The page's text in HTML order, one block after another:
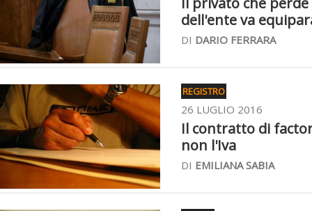
dell'ente va
DI DARIO FERRARA
REGISTRO
26 LUGLIO 2016
Il contratto di
non l'Iva
DI EMILIANA SABIA